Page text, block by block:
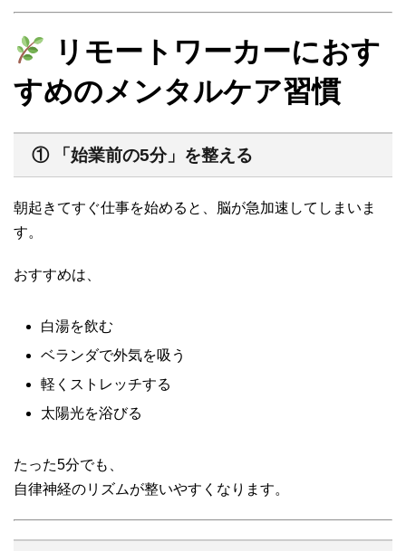
リモートワーカーにおす
すめのメンタルケア習慣
① 「始業前の5分」を整える
朝起きてすぐ仕事を始めると、脳が急加速してしまいま
す。
おすすめは、
白湯を飲む
ベランダで外気を吸う
軽くストレッチする
太陽光を浴びる
たった5分でも、
自律神経のリズムが整いやすくなります。